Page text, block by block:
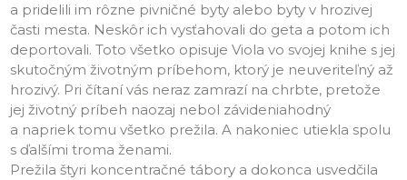
a pridelili im rôzne pivničné byty alebo byty v hrozivej
časti mesta. Neskôr ich vysťahovali do geta a potom ich
deportovali. Toto všetko opisuje Viola vo svojej knihe s jej
skutočným životným príbehom, ktorý je neuveriteľný až
hrozivý. Pri čítaní vás neraz zamrazí na chrbte, pretože
jej životný príbeh naozaj nebol závideniahodný
a napriek tomu všetko prežila. A nakoniec utiekla spolu
s ďalšími troma ženami.
Prežila štyri koncentračné tábory a dokonca usvedčila